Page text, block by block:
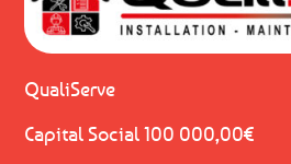
QualiServe
Capital Social 100 000,00€